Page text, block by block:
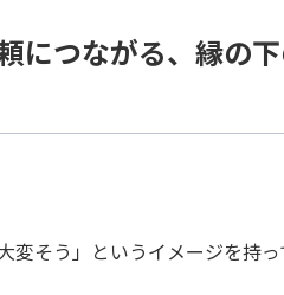
につながる、縁の
変そう」というイメージを持